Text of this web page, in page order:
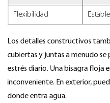
Flexibilidad
Los detalles constructivos
cubiertas y juntas a menudo se
estrés diario. Una bisagra floja
inconveniente. En exterior,
donde entra agua.